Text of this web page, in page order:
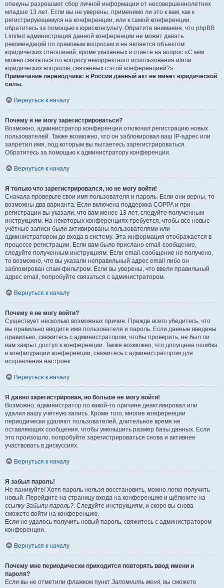
опекуны разрешают сбор личной информации от несовершеннолетних
младше 13 лет. Если вы не уверены, применимо ли это к вам, как к
регистрирующемуся на конференции, или к самой конференции,
обратитесь за помощью к юрисконсульту. Обратите внимание, что phpBB
Limited администрация данной конференции не может давать
рекомендаций по правовым вопросам и не является объектом
юридических отношений, кроме указанных в ответе на вопрос «С кем
можно связаться по вопросу некорректного использования и/или
юридических вопросов, связанных с этой конференцией?».
Примечание переводчика: в России данный акт не имеет юридической
силы..
Вернуться к началу
Почему я не могу зарегистрироваться?
Возможно, администратор конференции отключил регистрацию новых
пользователей. Также возможно, что он заблокировал ваш IP-адрес или
запретил имя, под которым вы пытаетесь зарегистрироваться.
Обратитесь за помощью к администратору конференции.
Вернуться к началу
Я только что зарегистрировался, но не могу войти!
Сначала проверьте свои имя пользователя и пароль. Если они верны, то
возможны два варианта. Если включена поддержка COPPA и при
регистрации вы указали, что вам менее 13 лет, следуйте полученным
инструкциям. На некоторых конференциях требуется, чтобы все новые
учётные записи были активированы пользователями или
администратором до входа в систему. Эта информация отображается в
процессе регистрации. Если вам было прислано email-сообщение,
следуйте полученным инструкциям. Если email-сообщение не получено,
то возможно, что вы указали неправильный адрес email либо он
заблокирован спам-фильтром. Если вы уверены, что ввели правильный
адрес email, попробуйте связаться с администратором.
Вернуться к началу
Почему я не могу войти?
Существует несколько возможных причин. Прежде всего убедитесь, что
вы правильно вводите имя пользователя и пароль. Если данные введены
правильно, свяжитесь с администратором, чтобы проверить, не был ли
вам закрыт доступ к конференции. Также возможно, что допущена ошибка
в конфигурации конференции, свяжитесь с администратором для
исправления настроек.
Вернуться к началу
Я давно зарегистрирован, но больше не могу войти!
Возможно, администратор по какой-то причине деактивировал или
удалил вашу учётную запись. Кроме того, многие конференции
периодически удаляют пользователей, длительное время не
оставляющих сообщения, чтобы уменьшить размер базы данных. Если
это произошло, попробуйте зарегистрироваться снова и активнее
участвовать в дискуссиях.
Вернуться к началу
Я забыл пароль!
Не паникуйте! Хотя пароль нельзя восстановить, можно легко получить
новый. Перейдите на страницу входа на конференцию и щёлкните на
ссылку Забыли пароль?. Следуйте инструкциям, и скоро вы снова
сможете войти на конференцию.
Если не удалось получить новый пароль, свяжитесь с администратором
конференции.
Вернуться к началу
Почему мне периодически приходится повторять ввод имени и
пароля?
Если вы не отметили флажком пункт Запомнить меня, вы сможете